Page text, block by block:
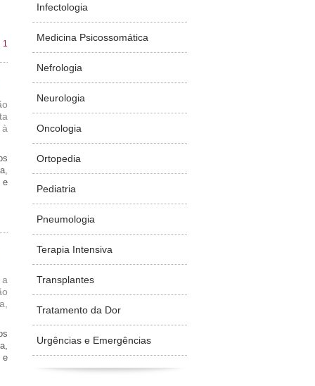
1
e
e
Infectologia
Medicina Psicossomática
Nefrologia
Neurologia
Oncologia
Ortopedia
Pediatria
Pneumologia
Terapia Intensiva
Transplantes
Tratamento da Dor
Urgências e Emergências